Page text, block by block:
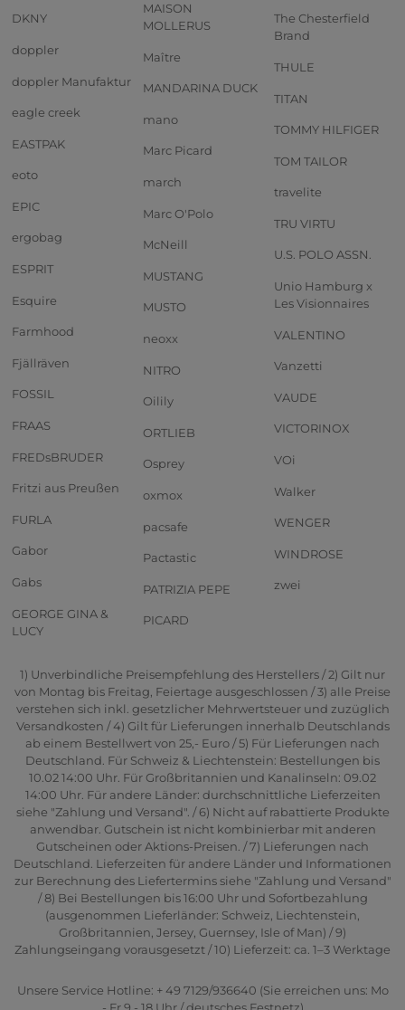
DKNY
doppler
doppler Manufaktur
eagle creek
EASTPAK
eoto
EPIC
ergobag
ESPRIT
Esquire
Farmhood
Fjällräven
FOSSIL
FRAAS
FREDsBRUDER
Fritzi aus Preußen
FURLA
Gabor
Gabs
GEORGE GINA &
LUCY
MAISON
MOLLERUS
Maître
MANDARINA DUCK
mano
Marc Picard
march
Marc O'Polo
McNeill
MUSTANG
MUSTO
neoxx
NITRO
Oilily
ORTLIEB
Osprey
oxmox
pacsafe
Pactastic
PATRIZIA PEPE
PICARD
The Chesterfield
Brand
THULE
TITAN
TOMMY HILFIGER
TOM TAILOR
travelite
TRU VIRTU
U.S. POLO ASSN.
Unio Hamburg x
Les Visionnaires
VALENTINO
Vanzetti
VAUDE
VICTORINOX
VOi
Walker
WENGER
WINDROSE
zwei
1) Unverbindliche Preisempfehlung des Herstellers / 2) Gilt nur
von Montag bis Freitag, Feiertage ausgeschlossen / 3) alle Preise
verstehen sich inkl. gesetzlicher Mehrwertsteuer und zuzüglich
Versandkosten / 4) Gilt für Lieferungen innerhalb Deutschlands
ab einem Bestellwert von 25,- Euro / 5) Für Lieferungen nach
Deutschland. Für Schweiz & Liechtenstein: Bestellungen bis
10.02 14:00 Uhr. Für Großbritannien und Kanalinseln: 09.02
14:00 Uhr. Für andere Länder: durchschnittliche Lieferzeiten
siehe "Zahlung und Versand". / 6) Nicht auf rabattierte Produkte
anwendbar. Gutschein ist nicht kombinierbar mit anderen
Gutscheinen oder Aktions-Preisen. / 7) Lieferungen nach
Deutschland. Lieferzeiten für andere Länder und Informationen
zur Berechnung des Liefertermins siehe "Zahlung und Versand"
/ 8) Bei Bestellungen bis 16:00 Uhr und Sofortbezahlung
(ausgenommen Lieferländer: Schweiz, Liechtenstein,
Großbritannien, Jersey, Guernsey, Isle of Man) / 9)
Zahlungseingang vorausgesetzt / 10) Lieferzeit: ca. 1–3 Werktage
Unsere Service Hotline: + 49 7129/936640 (Sie erreichen uns: Mo